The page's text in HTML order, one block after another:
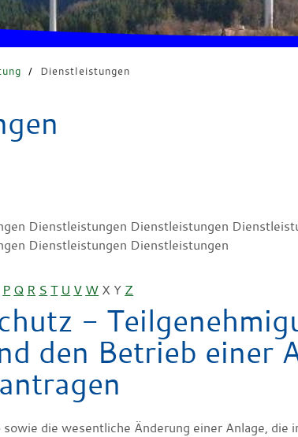
/ Dienstleistungen
Dienstleistungen Dienstleistungen
Dienstleistungen Dienstleistungen
P Q R S T U V W X Y Z
-
den Betrieb einer
die wesentliche Änderung einer Anlage, die